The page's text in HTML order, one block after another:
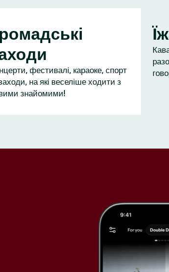
фестивалі, караоке, спорт
на які веселіше ходити з
знайомими!